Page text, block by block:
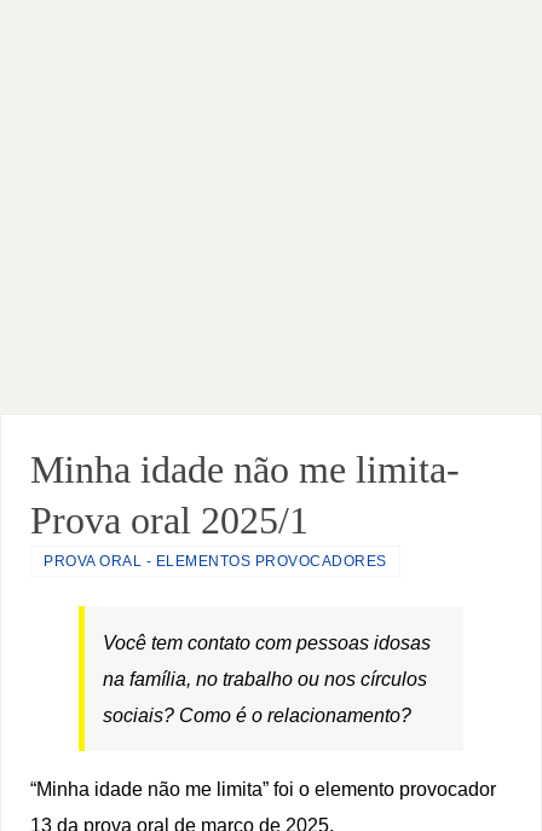
Minha idade não me limita-
Prova oral 2025/1
PROVA ORAL - ELEMENTOS PROVOCADORES
Você tem contato com pessoas idosas
na família, no trabalho ou nos círculos
sociais? Como é o relacionamento?
“Minha idade não me limita” foi o elemento provocador
13 da prova oral de março de 2025.